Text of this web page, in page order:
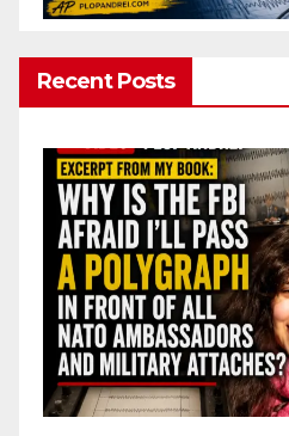
Recent Posts